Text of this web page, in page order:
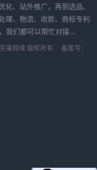
、站外推广，再到选品、
理、物流、收款、商标专利
我们都可以帮忙对接...
曼跨境 版权所有
备案号：